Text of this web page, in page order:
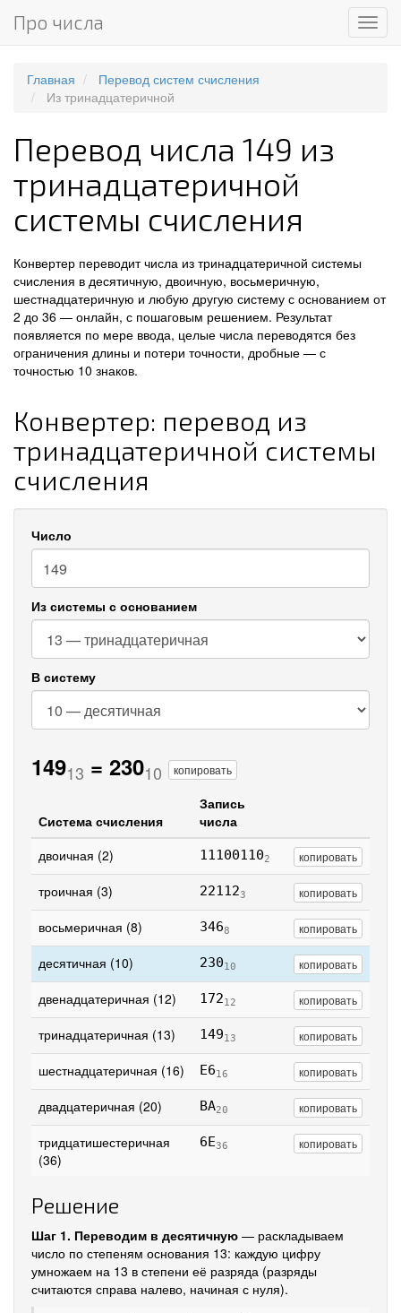
Меню
Про числа
Главная
Перевод систем счисления
Из тринадцатеричной
Перевод числа 149 из
тринадцатеричной
системы счисления
Конвертер переводит числа из тринадцатеричной системы
счисления в десятичную, двоичную, восьмеричную,
шестнадцатеричную и любую другую систему с основанием от
2 до 36 — онлайн, с пошаговым решением. Результат
появляется по мере ввода, целые числа переводятся без
ограничения длины и потери точности, дробные — с
точностью 10 знаков.
Конвертер: перевод из
тринадцатеричной системы
счисления
Число
Из системы с основанием
В систему
14913 = 23010 копировать
Система счисления
Запись
числа
двоичная (2)
111001102 копировать
троичная (3) 221123 копировать
восьмеричная (8) 3468 копировать
десятичная (10) 23010 копировать
двенадцатеричная (12) 17212 копировать
тринадцатеричная (13) 14913 копировать
шестнадцатеричная (16) E616 копировать
двадцатеричная (20) BA20 копировать
тридцатишестеричная
(36)
6E36 копировать
Решение
Шаг 1. Переводим в десятичную — раскладываем
число по степеням основания 13: каждую цифру
умножаем на 13 в степени её разряда (разряды
считаются справа налево, начиная с нуля).